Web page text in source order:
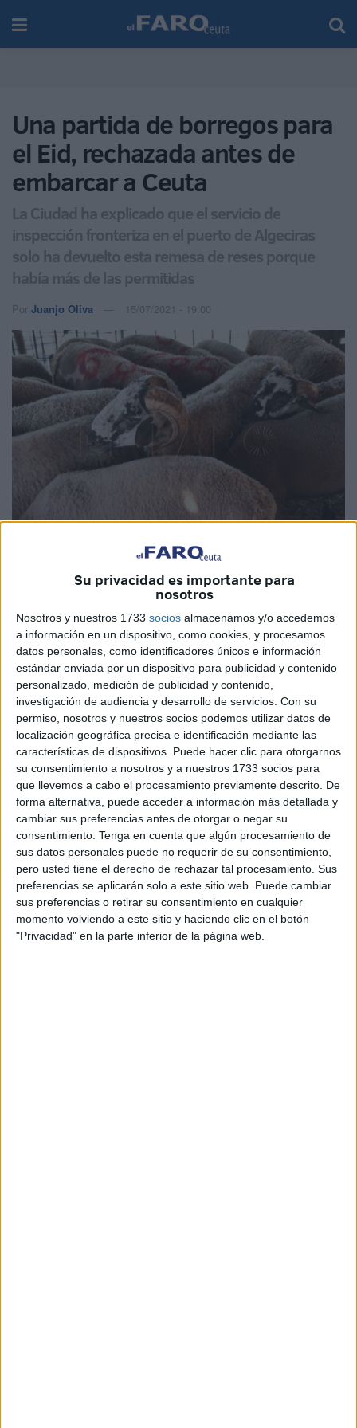
Su privacidad es importante para
nosotros
Nosotros y nuestros 1733 socios almacenamos y/o accedemos
a información en un dispositivo, como cookies, y procesamos
datos personales, como identificadores únicos e información
estándar enviada por un dispositivo para publicidad y contenido
personalizado, medición de publicidad y contenido,
investigación de audiencia y desarrollo de servicios. Con su
permiso, nosotros y nuestros socios podemos utilizar datos de
localización geográfica precisa e identificación mediante las
características de dispositivos. Puede hacer clic para otorgarnos
su consentimiento a nosotros y a nuestros 1733 socios para
que llevemos a cabo el procesamiento previamente descrito. De
forma alternativa, puede acceder a información más detallada y
cambiar sus preferencias antes de otorgar o negar su
consentimiento. Tenga en cuenta que algún procesamiento de
sus datos personales puede no requerir de su consentimiento,
pero usted tiene el derecho de rechazar tal procesamiento. Sus
preferencias se aplicarán solo a este sitio web. Puede cambiar
sus preferencias o retirar su consentimiento en cualquier
momento volviendo a este sitio y haciendo clic en el botón
"Privacidad" en la parte inferior de la página web.
Una partida de borregos para
el Eid, rechazada antes de
embarcar a Ceuta
La Ciudad ha explicado que el servicio de
inspección fronteriza en el puerto de Algeciras
solo ha devuelto esta remesa de reses porque
había más de las permitidas
Por Juanjo Oliva 15/07/2021 - 19:00
Imagen de archivo
La Ciudad Autónoma ha confirmado que el servicio de
inspección fronteriza en el puerto deAlgeciras ha
rechazado una partida de borregos que venía a Ceuta por
el Eid al-Adha, laFiesta del Sacrificio.
La Consejería de Sanidad, Consumo y Gobernación ha
explicado que la Guardia Civil en el puerto gaditano solo
ha devuelto una partida de reses que iba a embarcar con
la ciudad autónoma como destino.
El motivo del rechazo a esta remesa de ganado es que
había más de los permitidos, es decir, que su número
excedía la cifra autorizada, según ha precisado el
Gobierno autonómico.
El deseo de cumplir con el rito del sacrificio, después del